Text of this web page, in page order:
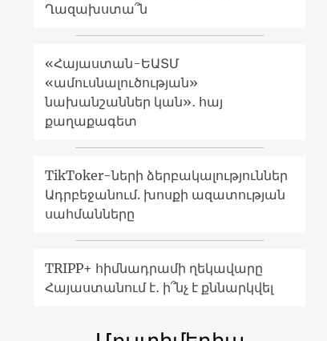
Ղազախստա՞ն
«Հայաստան-ԵԱՏՄ
«ամուսնալուծության»
նախանշաններ կան»․ հայ
քաղաքագետ
TikToker-ների ձերբակալություններ
Ադրբեջանում. խոսքի ազատության
սահմանները
TRIPP+ հիմնադրամի ղեկավարը
Հայաստանում է․ ի՞նչ է քննարկվել